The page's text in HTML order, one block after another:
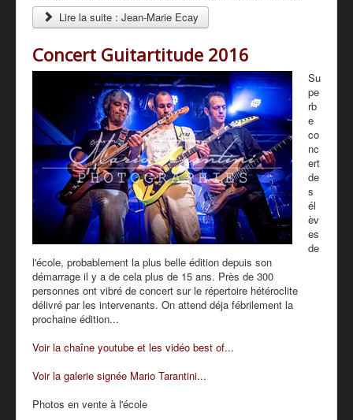
Lire la suite : Jean-Marie Ecay
Concert Guitartitude 2016
Su
pe
rb
e
co
nc
ert
de
s
él
èv
es
de
l'école, probablement la plus belle édition depuis son
démarrage il y a de cela plus de 15 ans. Près de 300
personnes ont vibré de concert sur le répertoire hétéroclite
délivré par les intervenants. On attend déja fébrilement la
prochaine édition...
Voir la chaîne youtube et les vidéo best of...
Voir la galerie signée Mario Tarantini...
Photos en vente à l'école